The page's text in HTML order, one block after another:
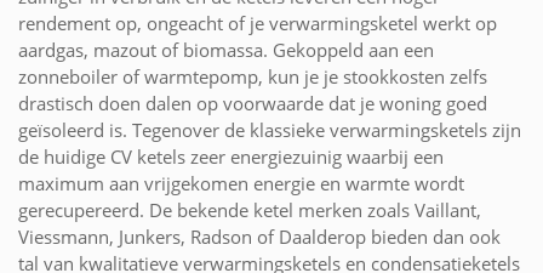
rendement op, ongeacht of je verwarmingsketel werkt op
aardgas, mazout of biomassa. Gekoppeld aan een
zonneboiler of warmtepomp, kun je je stookkosten zelfs
drastisch doen dalen op voorwaarde dat je woning goed
geïsoleerd is. Tegenover de klassieke verwarmingsketels zijn
de huidige CV ketels zeer energiezuinig waarbij een
maximum aan vrijgekomen energie en warmte wordt
gerecupereerd. De bekende ketel merken zoals Vaillant,
Viessmann, Junkers, Radson of Daalderop bieden dan ook
tal van kwalitatieve verwarmingsketels en condensatieketels